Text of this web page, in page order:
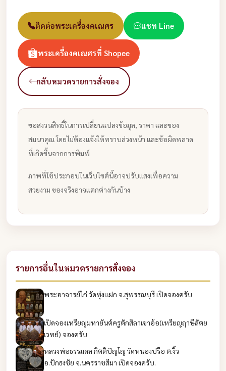
ติดต่อพระเครื่องคเณศร แชท Line
พระเครื่องคเณศรที่ Shopee
กลับหมวดรายการสั่งจอง
ขอสงวนสิทธิ์ในการเปลี่ยนแปลงข้อมูล, ราคา และของ
สมนาคุณ โดยไม่ต้องแจ้งให้ทราบล่วงหน้า และข้อผิดพลาด
ที่เกิดขึ้นจากการพิมพ์
ภาพที่ใช้ประกอบในเว็บไซต์นี้อาจปรับแสงเพื่อความ
สวยงาม ของจริงอาจแตกต่างกันบ้าง
รายการอื่นในหมวดรายการสั่งจอง
พระอาจารย์ไก่ วัดทุ่งแฝก จ.สุพรรณบุรี เปิดจองครับ
เปิดจองเหรียญมหายันต์ครูตักสิลาเขาอ้อ(เหรียญฤาษีสัตย
เวทย์) จองครับ
หลวงพ่อธรรมดล กิตติปัญโญ วัดหนองปรือ ต.งิ้ว
อ.ปักธงชัย จ.นครราชสีมา เปิดจองครับ.